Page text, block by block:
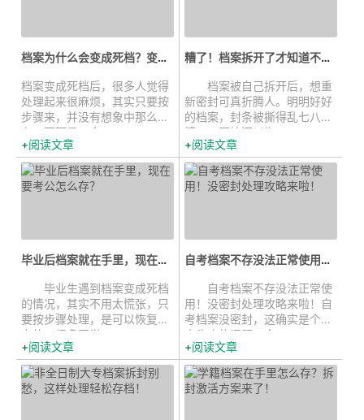
档案为什么会变成死档？变成死档后...
档案变成死档后，很多人觉得
处理起来很麻烦，其实只要按
步骤来，并没有想象中那么复
杂。下面是一个...
阅读文章
糟了！档案拆开了才知道不能拆，怎么...
档案被自己拆开后，想重
新密封可真折腾人。明明好好
的档案，封条被撕得乱七八
糟，一开始还以为...
阅读文章
毕业后档案就在手里，现在要考公怎...
毕业生遇到档案变成死档
的情况，其实不用太慌张，只
要按步骤处理，是可以恢复效
力的。很多同学...
阅读文章
自考档案不存没法正常使用！没密封...
自考档案不存没法正常使
用！没密封处理攻略来啦！自
考档案没密封，这确实是个让
人头疼的问题，会...
阅读文章